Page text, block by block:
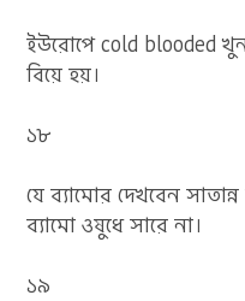
ইউরোপে cold blooded
বিয়ে হয়।
১৮
যে ব্যামোর দেখবেন
ব্যামো ওষুধে সারে না।
১৯